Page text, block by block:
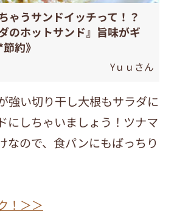
ゃうサンドイッチって！？
のホットサンド』旨味がギ
約》
Yｕｕさん
強い切り干し大根もサラダに
にしちゃいましょう！ツナマ
なので、食パンにもばっちり
！＞＞